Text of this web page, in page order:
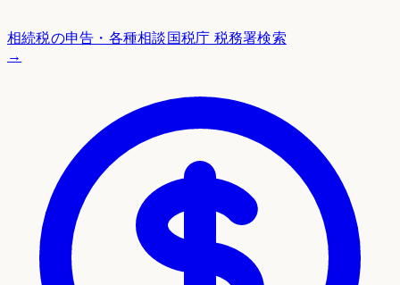
相続税の申告・各種相談 国税庁 税務署検索
→